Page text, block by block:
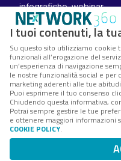
infografiche, webinar.
Esplora i contenuti
Canali
White paper
Eventi on demand
Eventi futuri
Seguici su
Twitter
LinkedIn
Instagram
Nextwork360 – Codice
– © 2025
I tuoi contenuti, la
Su questo sito utilizziamo cookie
funzionali all’erogazione del
un’esperienza di navigazione
le nostre funzionalità social e
marketing aderenti alle tue
Puoi esprimere il tuo consenso
Chiudendo questa informativa,
Potrai sempre gestire le tue
e ottenere maggiori informazioni
COOKIE POLICY.